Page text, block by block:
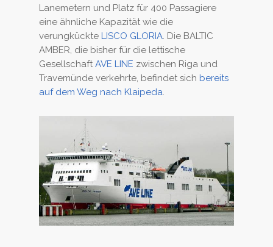
Lanemetern und Platz für 400 Passagiere
eine ähnliche Kapazität wie die
verungkückte LISCO GLORIA. Die BALTIC
AMBER, die bisher für die lettische
Gesellschaft AVE LINE zwischen Riga und
Travemünde verkehrte, befindet sich bereits
auf dem Weg nach Klaipeda.